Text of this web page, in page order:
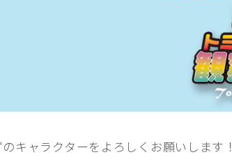
キャラクターをよろしくお願いします！